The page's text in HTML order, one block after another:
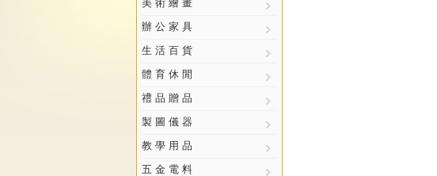
美 術 繪 畫
辦 公 家 具
生 活 百 貨
體 育 休 閒
禮 品 贈 品
製 圖 儀 器
教 學 用 品
五 金 電 料